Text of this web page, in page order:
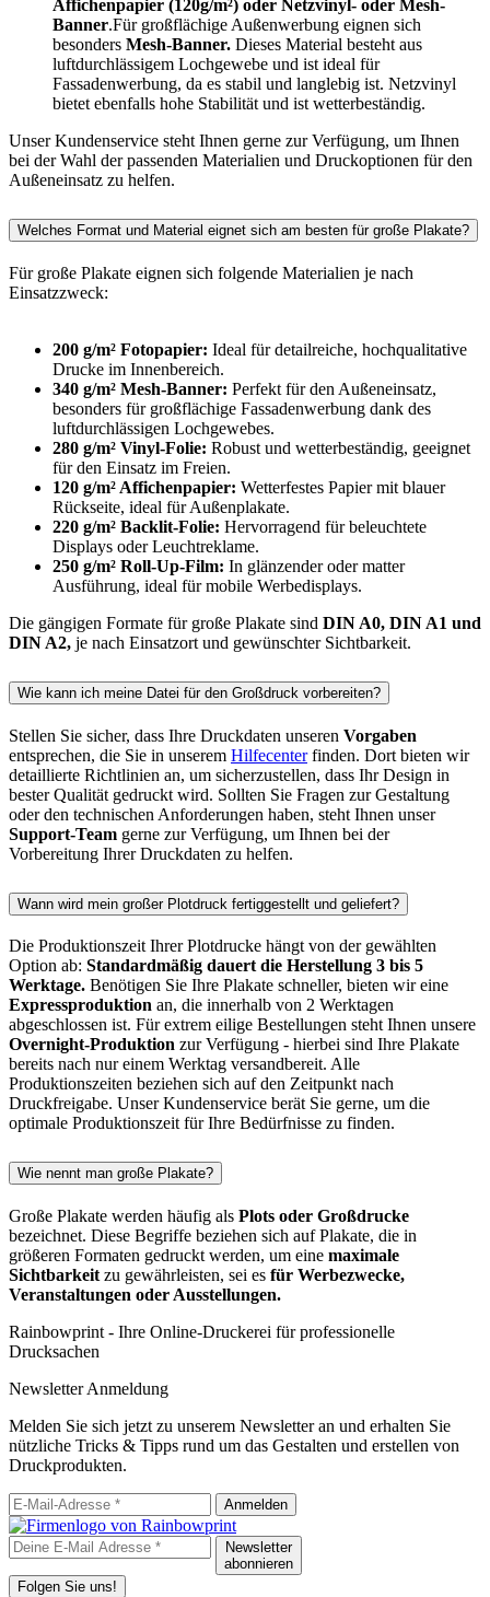
Affichenpapier (120g/m²) oder Netzvinyl- oder Mesh-
Banner.Für großflächige Außenwerbung eignen sich
besonders Mesh-Banner. Dieses Material besteht aus
luftdurchlässigem Lochgewebe und ist ideal für
Fassadenwerbung, da es stabil und langlebig ist. Netzvinyl
bietet ebenfalls hohe Stabilität und ist wetterbeständig.
Unser Kundenservice steht Ihnen gerne zur Verfügung, um Ihnen
bei der Wahl der passenden Materialien und Druckoptionen für den
Außeneinsatz zu helfen.
Welches Format und Material eignet sich am besten für große Plakate?
Für große Plakate eignen sich folgende Materialien je nach
Einsatzzweck:
200 g/m² Fotopapier: Ideal für detailreiche, hochqualitative
Drucke im Innenbereich.
340 g/m² Mesh-Banner: Perfekt für den Außeneinsatz,
besonders für großflächige Fassadenwerbung dank des
luftdurchlässigen Lochgewebes.
280 g/m² Vinyl-Folie: Robust und wetterbeständig, geeignet
für den Einsatz im Freien.
120 g/m² Affichenpapier: Wetterfestes Papier mit blauer
Rückseite, ideal für Außenplakate.
220 g/m² Backlit-Folie: Hervorragend für beleuchtete
Displays oder Leuchtreklame.
250 g/m² Roll-Up-Film: In glänzender oder matter
Ausführung, ideal für mobile Werbedisplays.
Die gängigen Formate für große Plakate sind DIN A0, DIN A1 und
DIN A2, je nach Einsatzort und gewünschter Sichtbarkeit.
Wie kann ich meine Datei für den Großdruck vorbereiten?
Stellen Sie sicher, dass Ihre Druckdaten unseren Vorgaben
entsprechen, die Sie in unserem Hilfecenterfinden. Dort bieten wir
detaillierte Richtlinien an, um sicherzustellen, dass Ihr Design in
bester Qualität gedruckt wird. Sollten Sie Fragen zur Gestaltung
oder den technischen Anforderungen haben, steht Ihnen unser
Support-Team gerne zur Verfügung, um Ihnen bei der
Vorbereitung Ihrer Druckdaten zu helfen.
Wann wird mein großer Plotdruck fertiggestellt und geliefert?
Die Produktionszeit Ihrer Plotdrucke hängt von der gewählten
Option ab: Standardmäßig dauert die Herstellung 3 bis 5
Werktage. Benötigen Sie Ihre Plakate schneller, bieten wir eine
Expressproduktion an, die innerhalb von 2 Werktagen
abgeschlossen ist. Für extrem eilige Bestellungen steht Ihnen unsere
Overnight-Produktion zur Verfügung - hierbei sind Ihre Plakate
bereits nach nur einem Werktag versandbereit. Alle
Produktionszeiten beziehen sich auf den Zeitpunkt nach
Druckfreigabe. Unser Kundenservice berät Sie gerne, um die
optimale Produktionszeit für Ihre Bedürfnisse zu finden.
Wie nennt man große Plakate?
Große Plakate werden häufig als Plots oder Großdrucke
bezeichnet. Diese Begriffe beziehen sich auf Plakate, die in
größeren Formaten gedruckt werden, um eine maximale
Sichtbarkeit zu gewährleisten, sei es für Werbezwecke,
Veranstaltungen oder Ausstellungen.
Rainbowprint - Ihre Online-Druckerei für professionelle
Drucksachen
Newsletter Anmeldung
Melden Sie sich jetzt zu unserem Newsletter an und erhalten Sie
nützliche Tricks & Tipps rund um das Gestalten und erstellen von
Druckprodukten.
Anmelden
Newsletter
abonnieren
Folgen Sie uns!